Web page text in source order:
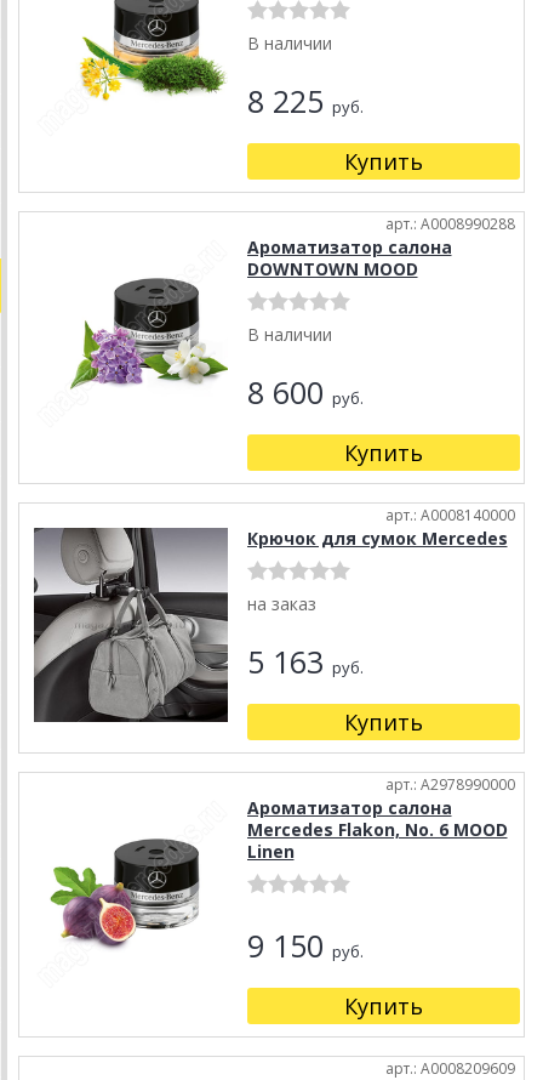
В наличии
8 225 руб.
Купить
арт.: A0008990288
Ароматизатор салона
DOWNTOWN MOOD
В наличии
8 600 руб.
Купить
арт.: A0008140000
Крючок для сумок Mercedes
на заказ
5 163 руб.
Купить
арт.: A2978990000
Ароматизатор салона
Mercedes Flakon, No. 6 MOOD
Linen
9 150 руб.
Купить
арт.: A0008209609